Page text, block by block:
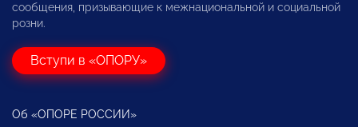
сообщения, призывающие к межнациональной и социальной
розни.
Вступи в «ОПОРУ»
Об «ОПОРЕ РОССИИ»